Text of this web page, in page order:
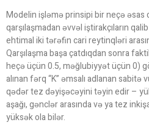
Modelin işləmə prinsipi bir neçə əsas
qarşılaşmadan əvvəl iştirakçıların
ehtimal iki tərəfin cari reytinqləri
Qarşılaşma başa çatdıqdan sonra
heçə üçün 0.5, məğlubiyyət üçün 0)
alınan fərq “K” əmsalı adlanan sabitə
qədər tez dəyişəcəyini təyin edir –
aşağı, gənclər arasında və ya tez
yüksək ola bilər.